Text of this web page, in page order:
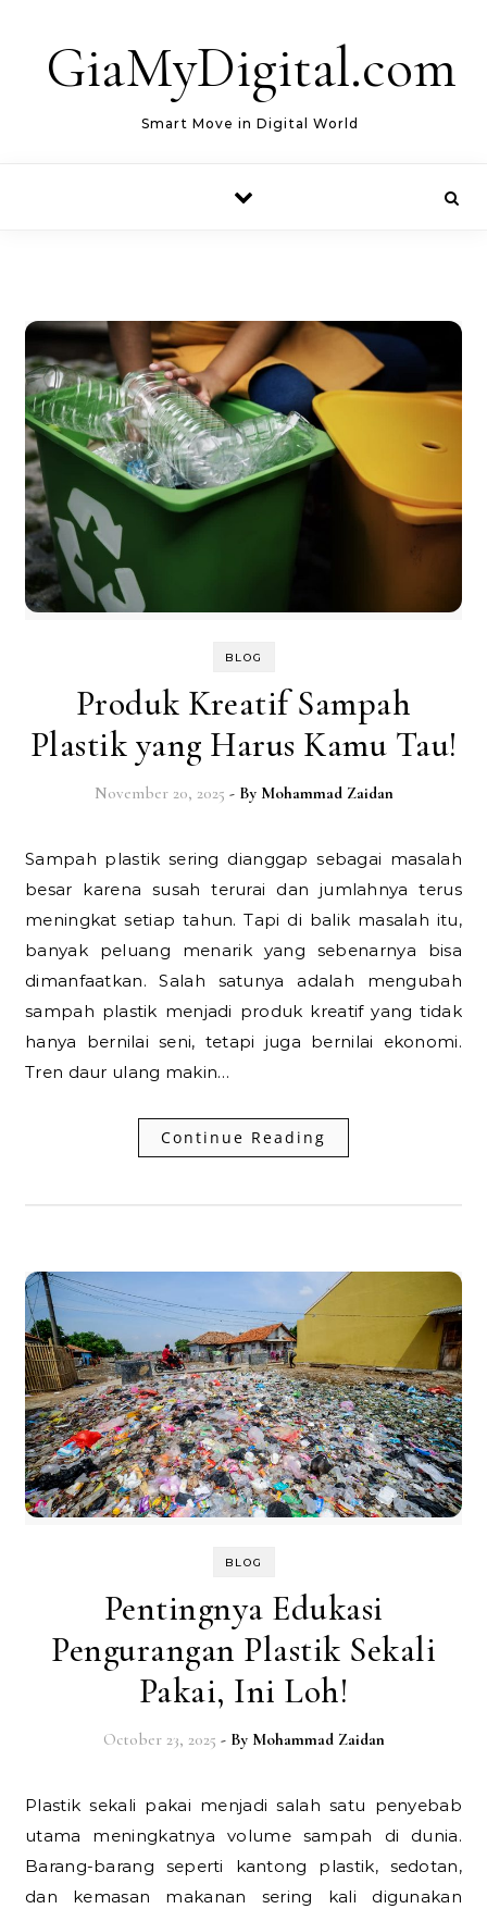
GiaMyDigital.com
Smart Move in Digital World
BLOG
Produk Kreatif Sampah
Plastik yang Harus Kamu Tau!
November 20, 2025 - By Mohammad Zaidan
Sampah plastik sering dianggap sebagai masalah
besar karena susah terurai dan jumlahnya terus
meningkat setiap tahun. Tapi di balik masalah itu,
banyak peluang menarik yang sebenarnya bisa
dimanfaatkan. Salah satunya adalah mengubah
sampah plastik menjadi produk kreatif yang tidak
hanya bernilai seni, tetapi juga bernilai ekonomi.
Tren daur ulang makin…
Continue Reading
BLOG
Pentingnya Edukasi
Pengurangan Plastik Sekali
Pakai, Ini Loh!
October 23, 2025 - By Mohammad Zaidan
Plastik sekali pakai menjadi salah satu penyebab
utama meningkatnya volume sampah di dunia.
Barang-barang seperti kantong plastik, sedotan,
dan kemasan makanan sering kali digunakan